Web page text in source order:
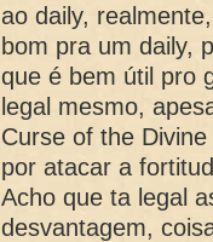
ao daily,
bom pra um daily,
que é bem útil pro
legal mesmo,
Curse of the
por atacar a
Acho que ta legal
desvantagem,